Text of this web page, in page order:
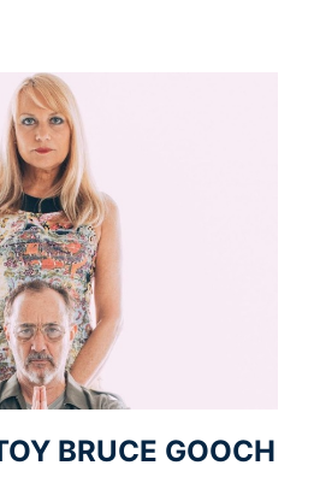
BRUCE GOOCH